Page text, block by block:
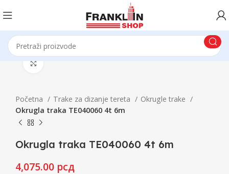
Početna Trake za dizanje tereta
Okrugle trake
Okrugla traka TE040060 4t 6m
Okrugla traka TE040060 4t 6m
4,075.00 рсд